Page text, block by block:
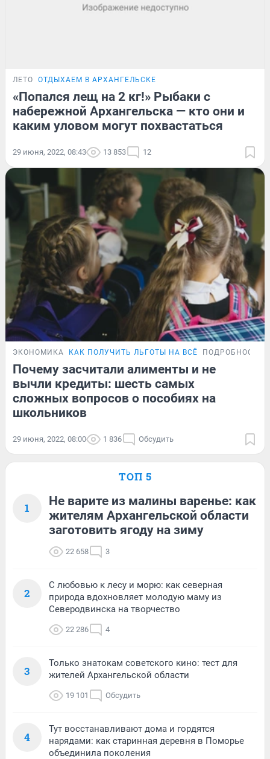
ЛЕТО ОТДЫХАЕМ В АРХАНГЕЛЬСКЕ
«Попался лещ на 2 кг!» Рыбаки с
набережной Архангельска — кто они и
каким уловом могут похвастаться
29 июня, 2022, 08:43 13 853 12
ЭКОНОМИКА КАК ПОЛУЧИТЬ ЛЬГОТЫ НА ВСЁ ПОДРОБНОСТИ
Почему засчитали алименты и не
вычли кредиты: шесть самых
сложных вопросов о пособиях на
школьников
29 июня, 2022, 08:00 1 836 Обсудить
ТОП 5
1
Не варите из малины варенье: как
жителям Архангельской области
заготовить ягоду на зиму
22 658 3
2
С любовью к лесу и морю: как северная
природа вдохновляет молодую маму из
Северодвинска на творчество
22 286 4
3
Только знатокам советского кино: тест для
жителей Архангельской области
19 101 Обсудить
4
Тут восстанавливают дома и гордятся
нарядами: как старинная деревня в Поморье
объединила поколения